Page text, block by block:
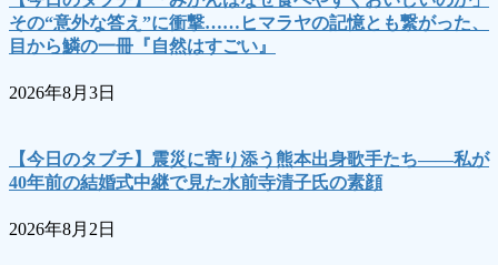
その“意外な答え”に衝撃……ヒマラヤの記憶とも繋がった、
目から鱗の一冊『自然はすごい』
2026年8月3日
【今日のタブチ】震災に寄り添う熊本出身歌手たち――私が
40年前の結婚式中継で見た水前寺清子氏の素顔
2026年8月2日